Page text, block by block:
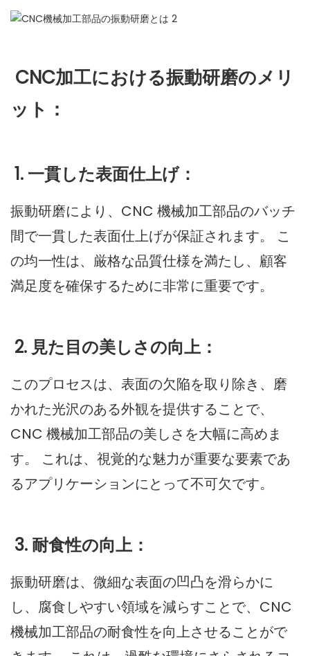
CNC加工における振動研磨のメリ
ット：
1. 一貫した表面仕上げ：
振動研磨により、CNC 機械加工部品のバッチ
間で一貫した表面仕上げが保証されます。 こ
の均一性は、厳格な品質仕様を満たし、顧客
満足度を確保するために非常に重要です。
2. 見た目の美しさの向上：
このプロセスは、表面の欠陥を取り除き、磨
かれた光沢のある外観を提供することで、
CNC 機械加工部品の美しさを大幅に高めま
す。 これは、視覚的な魅力が重要な要素であ
るアプリケーションにとって不可欠です。
3. 耐食性の向上：
振動研磨は、微細な表面の凹凸を滑らかに
し、腐食しやすい領域を減らすことで、CNC
機械加工部品の耐食性を向上させることがで